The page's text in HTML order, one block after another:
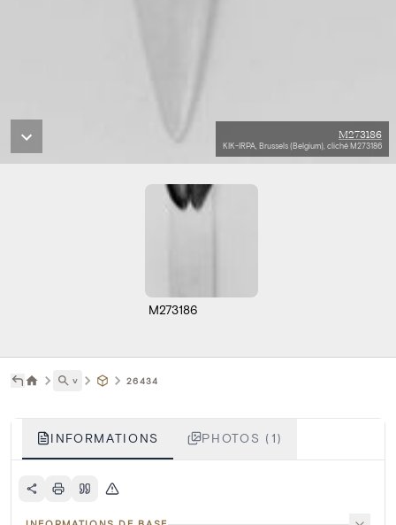
M273186
KIK-IRPA, Brussels (Belgium), cliché M273186
M273186
˅ 26434
INFORMATIONS PHOTOS (1)